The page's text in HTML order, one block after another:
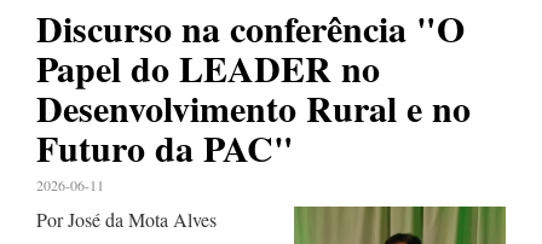
Discurso na conferência "O
Papel do LEADER no
Desenvolvimento Rural e no
Futuro da PAC"
2026-06-11
Por José da Mota Alves